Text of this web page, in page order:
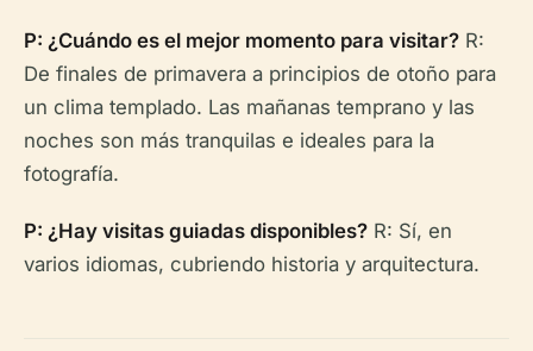
P: ¿Cuándo es el mejor momento para visitar? R:
De finales de primavera a principios de otoño para
un clima templado. Las mañanas temprano y las
noches son más tranquilas e ideales para la
fotografía.
P: ¿Hay visitas guiadas disponibles? R: Sí, en
varios idiomas, cubriendo historia y arquitectura.